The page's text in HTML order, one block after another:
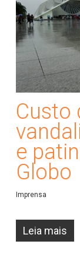
Custo
e
Globo
Imprensa
Leia mais